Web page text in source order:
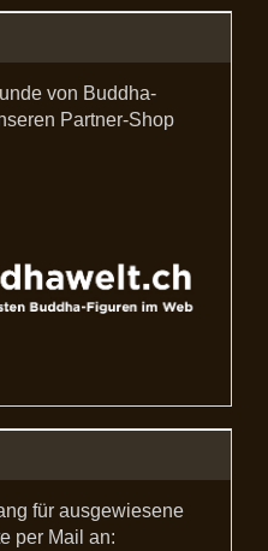
von Buddha-
Partner-Shop
für ausgewiesene
per Mail an: